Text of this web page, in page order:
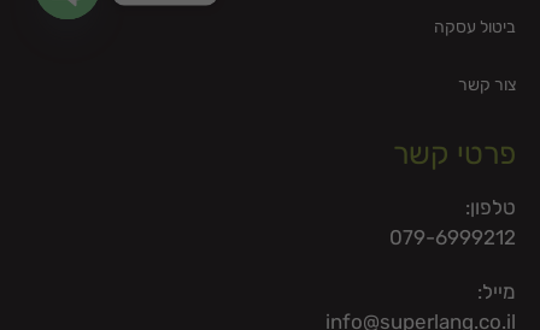
ביטול עסקה
צור קשר
פרטי קשר
טלפון:
079-6999212
מייל:
info@superlang.co.il